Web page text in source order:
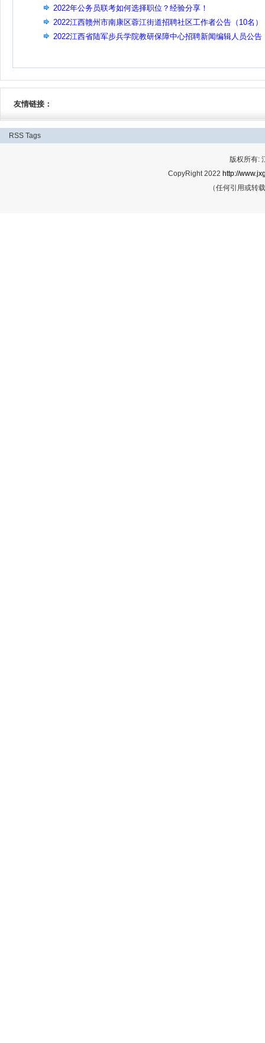
2022年公务员联考如何选择职位？经验分享！
2022江西赣州市南康区蓉江街道招聘社区工作者公告（10名）
2022江西省陆军步兵学院教研保障中心招聘新闻编辑人员公告
友情链接：
RSS Tags
版权所有:
CopyRight 2022 http://
（任何引用或转